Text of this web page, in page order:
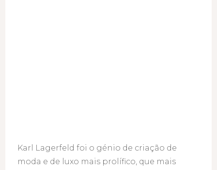
Karl Lagerfeld foi o génio de criação de
moda e de luxo mais prolífico, que mais